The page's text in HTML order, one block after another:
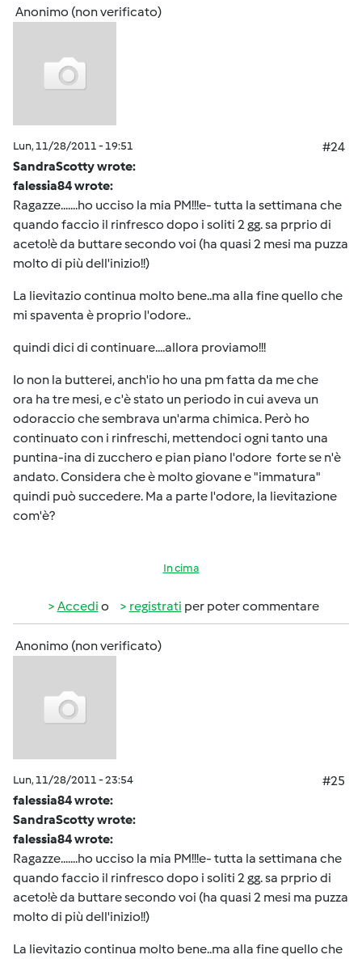
Anonimo (non verificato)
Lun, 11/28/2011 - 19:51
#24
SandraScotty wrote:
falessia84 wrote:
Ragazze.......ho ucciso la mia PM!!!e- tutta la settimana che
quando faccio il rinfresco dopo i soliti 2 gg. sa prprio di
aceto!è da buttare secondo voi (ha quasi 2 mesi ma puzza
molto di più dell'inizio!!)
La lievitazio continua molto bene..ma alla fine quello che
mi spaventa è proprio l'odore..
quindi dici di continuare....allora proviamo!!!
Io non la butterei, anch'io ho una pm fatta da me che
ora ha tre mesi, e c'è stato un periodo in cui aveva un
odoraccio che sembrava un'arma chimica. Però ho
continuato con i rinfreschi, mettendoci ogni tanto una
puntina-ina di zucchero e pian piano l'odore forte se n'è
andato. Considera che è molto giovane e "immatura"
quindi può succedere. Ma a parte l'odore, la lievitazione
com'è?
In cima
Accedi o registrati per poter commentare
Anonimo (non verificato)
Lun, 11/28/2011 - 23:54
#25
falessia84 wrote:
SandraScotty wrote:
falessia84 wrote:
Ragazze.......ho ucciso la mia PM!!!e- tutta la settimana che
quando faccio il rinfresco dopo i soliti 2 gg. sa prprio di
aceto!è da buttare secondo voi (ha quasi 2 mesi ma puzza
molto di più dell'inizio!!)
La lievitazio continua molto bene..ma alla fine quello che